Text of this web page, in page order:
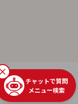
チャットで質問
メニュー検索